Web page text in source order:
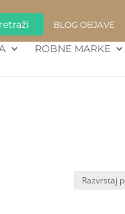
BLOG OBJAVE
ROBNE MARKE